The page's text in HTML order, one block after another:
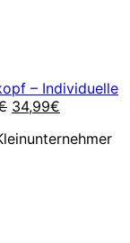
– Individuelle
Ursprünglicher
war:
34,99€
ist: